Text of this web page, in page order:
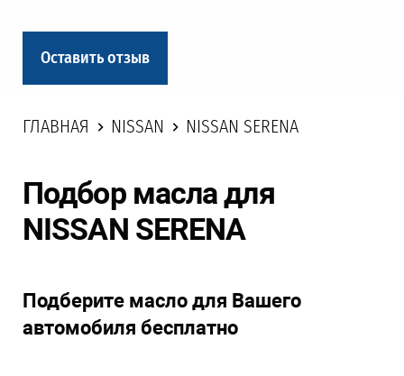
Оставить отзыв
ГЛАВНАЯ NISSAN NISSAN SERENA
Подбор масла для
NISSAN SERENA
Подберите масло для Вашего
автомобиля бесплатно